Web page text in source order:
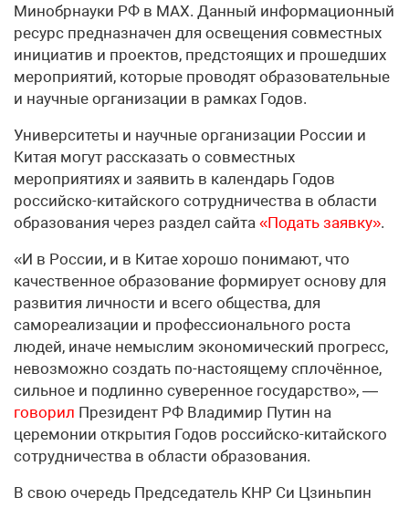
Минобрнауки РФ в МАХ. Данный информационный
ресурс предназначен для освещения совместных
инициатив и проектов, предстоящих и прошедших
мероприятий, которые проводят образовательные
и научные организации в рамках Годов.
Университеты и научные организации России и
Китая могут рассказать о совместных
мероприятиях и заявить в календарь Годов
российско-китайского сотрудничества в области
образования через раздел сайта «Подать заявку».
«И в России, и в Китае хорошо понимают, что
качественное образование формирует основу для
развития личности и всего общества, для
самореализации и профессионального роста
людей, иначе немыслим экономический прогресс,
невозможно создать по-настоящему сплочённое,
сильное и подлинно суверенное государство», —
говорил Президент РФ Владимир Путин на
церемонии открытия Годов российско-китайского
сотрудничества в области образования.
В свою очередь Председатель КНР Си Цзиньпин